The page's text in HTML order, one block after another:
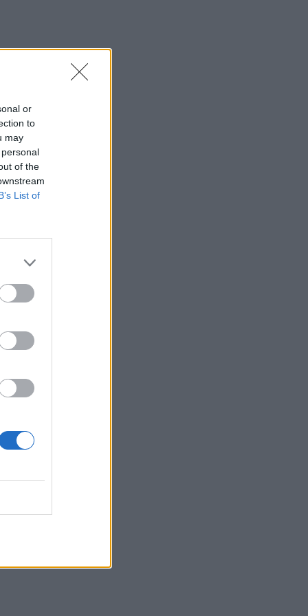
or
to
may
of the
List of
Caravel: Η νέα πολυτέλεια βρίσκεται
στις εμπειρίες που αξίζουν
Τρόμος στη Ρωσία: Εκατομμύρια